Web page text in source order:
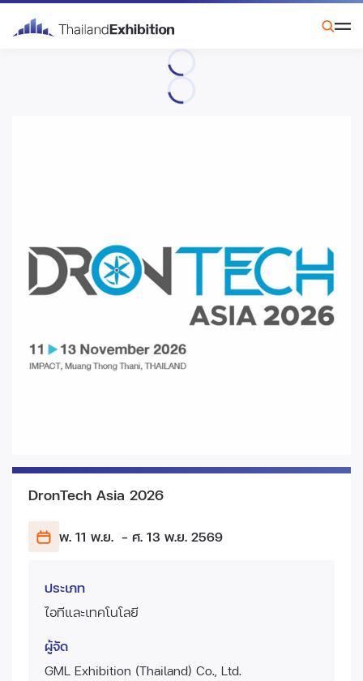
DronTech Asia 2026
พ. 11 พ.ย. - ศ. 13 พ.ย. 2569
ประเภท
ไอทีและเทคโนโลยี
ผู้จัด
GML Exhibition (Thailand) Co., Ltd.